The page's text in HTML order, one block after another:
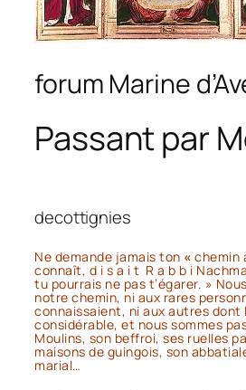
forum Marine
Passant par
decottignies
Ne demande jamais ton « chemin
connaît, d i s a i t R a b b i
tu pourrais ne pas t’égarer. »
notre chemin, ni aux rares
connaissaient, ni aux autres dont
considérable, et nous sommes
Moulins, son beffroi, ses ruelles
maisons de guingois, son
marial…